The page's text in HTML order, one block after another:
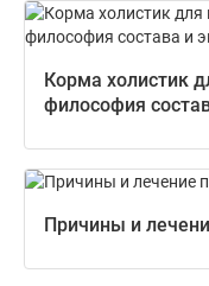
Корма холистик
философия
Причины и